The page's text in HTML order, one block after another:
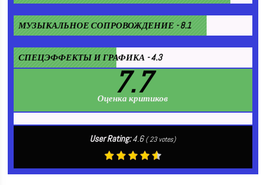
МУЗЫКАЛЬНОЕ СОПРОВОЖДЕНИЕ - 8.1
СПЕЦЭФФЕКТЫ И ГРАФИКА - 4.3
7.7
Оценка критиков
User Rating:4.6 (23votes)